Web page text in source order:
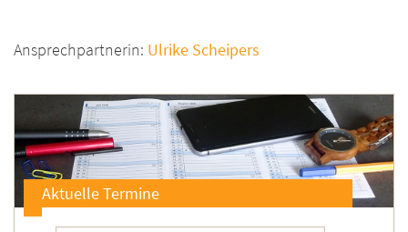
Ansprechpartnerin: Ulrike Scheipers
Aktuelle Termine